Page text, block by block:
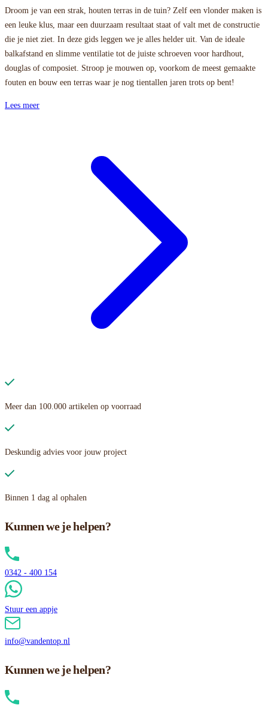
Droom je van een strak, houten terras in de tuin? Zelf een vlonder maken is
een leuke klus, maar een duurzaam resultaat staat of valt met de constructie
die je niet ziet. In deze gids leggen we je alles helder uit. Van de ideale
balkafstand en slimme ventilatie tot de juiste schroeven voor hardhout,
douglas of composiet. Stroop je mouwen op, voorkom de meest gemaakte
fouten en bouw een terras waar je nog tientallen jaren trots op bent!
Lees meer
Meer dan 100.000 artikelen op voorraad
Deskundig advies voor jouw project
Binnen 1 dag al ophalen
Kunnen we je helpen?
0342 - 400 154
Stuur een appje
info@vandentop.nl
Kunnen we je helpen?